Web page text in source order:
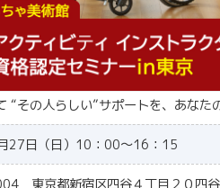
“その人らしい”サポートを、あなた
27日（日）10：00～16：15
東京都新宿区四谷４丁目２０四